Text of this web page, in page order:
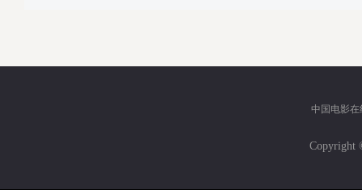
中国电影在
Copyright